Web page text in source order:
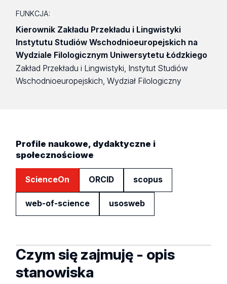
FUNKCJA:
Kierownik Zakładu Przekładu i Lingwistyki
Instytutu Studiów Wschodnioeuropejskich na
Wydziale Filologicznym Uniwersytetu Łódzkiego
Zakład Przekładu i Lingwistyki, Instytut Studiów
Wschodnioeuropejskich, Wydział Filologiczny
Profile naukowe, dydaktyczne i
społecznościowe
ScienceOn ORCID scopus
web-of-science usosweb
Czym się zajmuję - opis
stanowiska